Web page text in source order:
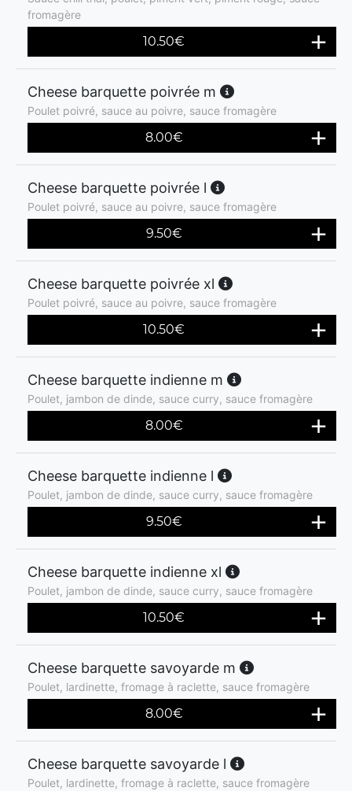
fromagère
10.50€
Cheese barquette poivrée m
Poulet poivré, sauce au poivre, sauce fromagère
8.00€
Cheese barquette poivrée l
Poulet poivré, sauce au poivre, sauce fromagère
9.50€
Cheese barquette poivrée xl
Poulet poivré, sauce au poivre, sauce fromagère
10.50€
Cheese barquette indienne m
Poulet, jambon de dinde, sauce curry, sauce fromagère
8.00€
Cheese barquette indienne l
Poulet, jambon de dinde, sauce curry, sauce fromagère
9.50€
Cheese barquette indienne xl
Poulet, jambon de dinde, sauce curry, sauce fromagère
10.50€
Cheese barquette savoyarde m
Poulet, lardinette, fromage à raclette, sauce fromagère
8.00€
Cheese barquette savoyarde l
Poulet, lardinette, fromage à raclette, sauce fromagère